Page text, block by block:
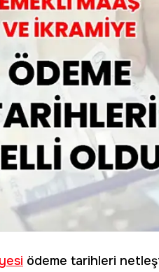
ödeme tarihleri